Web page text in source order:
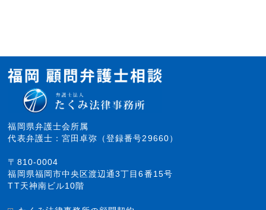
福岡県弁護士会所属
代表弁護士：宮田卓弥（登録番号29660）
〒810-0004
福岡県福岡市中央区渡辺通3丁目6番15号
TT天神南ビル10階